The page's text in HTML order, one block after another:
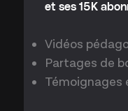
et ses 15K
Vidéos
Partages de
Témoignages